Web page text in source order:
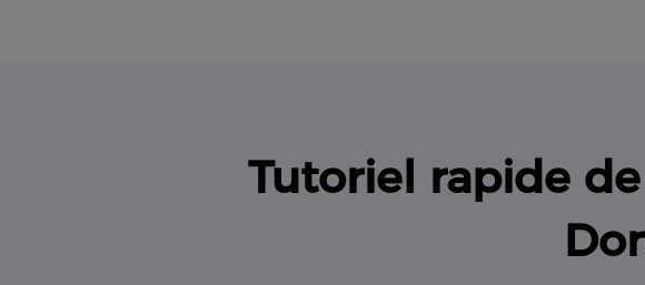
Tutoriel rapide